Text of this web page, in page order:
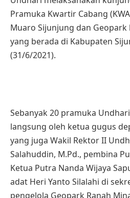
Pramuka Kwartir Cabang
Muaro Sijunjung dan Geopark
yang berada di Kabupaten
(31/6/2021).
Sebanyak 20 pramuka
langsung oleh ketua gugus
yang juga Wakil Rektor II
Salahuddin, M.Pd., pembina
Ketua Putra Nanda Wijaya
adat Heri Yanto Silalahi di
pengelola Geopark Ranah